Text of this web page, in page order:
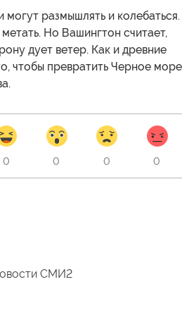
могут размышлять и колебаться.
Но Вашингтон считает,
дует ветер. Как и древние
чтобы превратить Черное море
0 0 0 0
СМИ2